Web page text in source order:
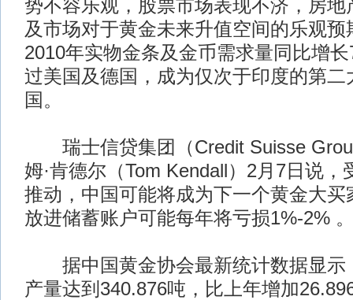
势不容乐观，股票市场表现不济，房地
及市场对于黄金未来升值空间的乐观
2010年实物金条及金币需求量同比增
过美国及德国，成为仅次于印度的第二
国。
瑞士信贷集团（Credit Suisse
姆·肯德尔（Tom Kendall）2月7日说，
推动，中国可能将成为下一个黄金大买
放进储蓄账户可能每年将亏损1%-2%
据中国黄金协会最新统计数据显示
产量达到340.876吨，比上年增加